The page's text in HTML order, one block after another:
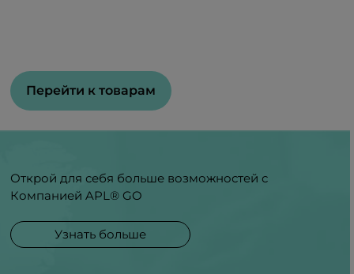
Перейти к товарам
Открой для себя больше возможностей с
Компанией APL® GO
Узнать больше